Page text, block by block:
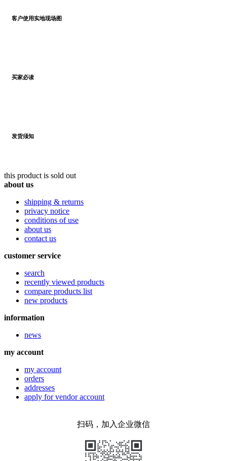
客户使用实地现场图
买家必读
发货须知
this product is sold out
about us
shipping & returns
privacy notice
conditions of use
about us
contact us
customer service
search
recently viewed products
compare products list
new products
information
news
my account
my account
orders
addresses
apply for vendor account
扫码，加入企业微信